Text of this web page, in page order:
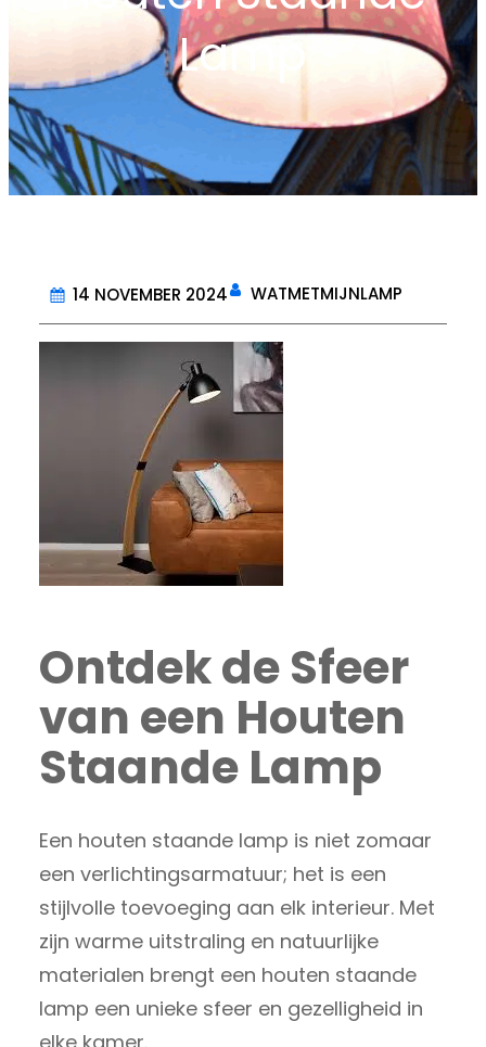
Lamp
14 NOVEMBER 2024 WATMETMIJNLAMP
Ontdek de Sfeer
van een Houten
Staande Lamp
Een houten staande lamp is niet zomaar
een verlichtingsarmatuur; het is een
stijlvolle toevoeging aan elk interieur. Met
zijn warme uitstraling en natuurlijke
materialen brengt een houten staande
lamp een unieke sfeer en gezelligheid in